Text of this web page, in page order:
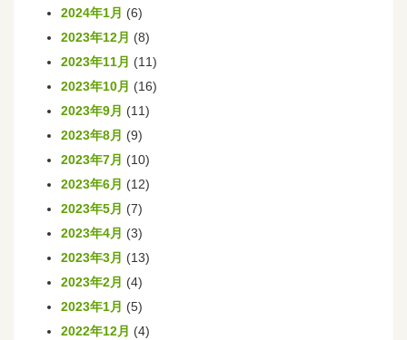
2024年1月 (6)
2023年12月 (8)
2023年11月 (11)
2023年10月 (16)
2023年9月 (11)
2023年8月 (9)
2023年7月 (10)
2023年6月 (12)
2023年5月 (7)
2023年4月 (3)
2023年3月 (13)
2023年2月 (4)
2023年1月 (5)
2022年12月 (4)